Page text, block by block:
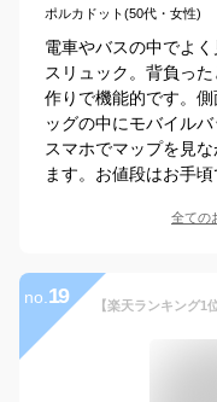
ポルカドット(50代・女性)
電車やバスの中でよ
スリュック。背負っ
作りで機能的です。
ッグの中にモバイル
スマホでマップを見
ます。お値段はお手頃
全ての
no. 19